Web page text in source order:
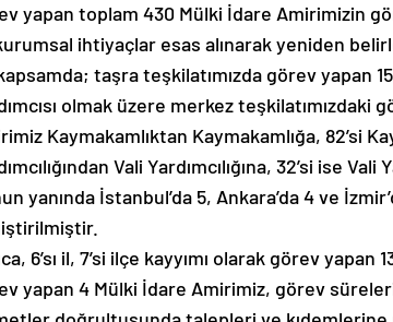
yapan toplam 430 Mülki İdare Amirimizin
ihtiyaçlar esas alınarak yeniden
taşra teşkilatımızda görev yapan
olmak üzere merkez teşkilatımızdaki
Kaymakamlıktan Kaymakamlığa, 82’si
Vali Yardımcılığına, 32’si ise
yanında İstanbul’da 5, Ankara’da 4 ve
6’sı il, 7’si ilçe kayyımı olarak görev
yapan 4 Mülki İdare Amirimiz, görev